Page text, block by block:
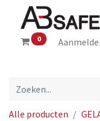
0
Alle producten